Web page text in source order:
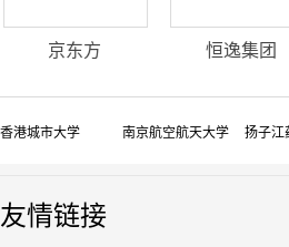
京东方 恒逸集团
香港城市大学 南京航空航天大学 扬子江
友情链接